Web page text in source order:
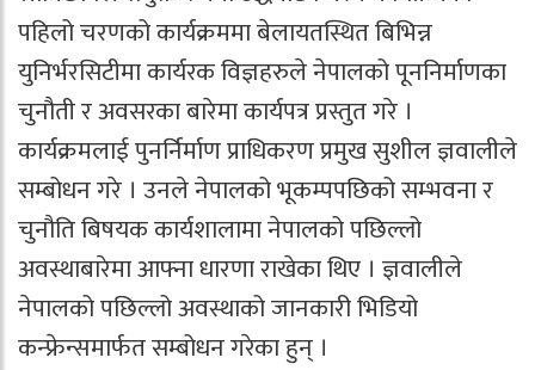
पहिलो चरणको कार्यक्रममा बेलायतस्थित बिभिन्न
युनिर्भरसिटीमा कार्यरक विज्ञहरुले नेपालको पूननिर्माणका
चुनौती र अवसरका बारेमा कार्यपत्र प्रस्तुत गरे ।
कार्यक्रमलाई पुनर्निर्माण प्राधिकरण प्रमुख सुशील ज्ञवालीले
सम्बोधन गरे । उनले नेपालको भूकम्पपछिको सम्भवना र
चुनौति बिषयक कार्यशालामा नेपालको पछिल्लो
अवस्थाबारेमा आफ्ना धारणा राखेका थिए । ज्ञवालीले
नेपालको पछिल्लो अवस्थाको जानकारी भिडियो
कन्फ्रेन्समार्फत सम्बोधन गरेका हुन् ।